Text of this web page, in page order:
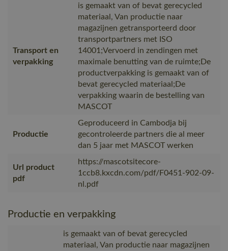
Transport en
verpakking
is gemaakt van of bevat gerecycled
materiaal, Van productie naar
magazijnen getransporteerd door
transportpartners met ISO
14001;Vervoerd in zendingen met
maximale benutting van de ruimte;De
productverpakking is gemaakt van of
bevat gerecycled materiaal;De
verpakking waarin de bestelling van
MASCOT
Productie
Geproduceerd in Cambodja bij
gecontroleerde partners die al meer
dan 5 jaar met MASCOT werken
Url product
pdf
https://mascotsitecore-
1ccb8.kxcdn.com/pdf/F0451-902-09-
nl.pdf
Productie en verpakking
is gemaakt van of bevat gerecycled
materiaal, Van productie naar magazijnen